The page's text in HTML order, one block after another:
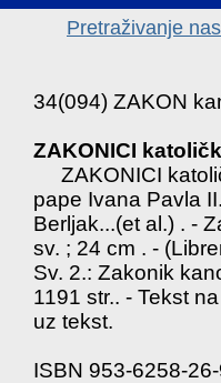
Pretraživanje
34(094) ZAKON
ZAKONICI
ZAKONICI
pape Ivana Pavla
Berljak...(et al.) . -
sv. ; 24 cm . -
Sv. 2.: Zakonik
1191 str.. - Tekst
uz tekst.
ISBN 953-6258-